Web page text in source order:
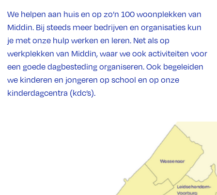
We helpen aan huis en op zo’n 100 woonplekken van
Middin. Bij steeds meer bedrijven en organisaties kun
je met onze hulp werken en leren. Net als op
werkplekken van Middin, waar we ook activiteiten voor
een goede dagbesteding organiseren. Ook begeleiden
we kinderen en jongeren op school en op onze
kinderdagcentra (kdc’s).